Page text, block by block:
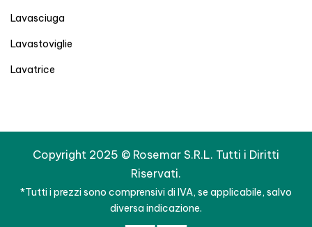
Lavasciuga
Lavastoviglie
Lavatrice
Copyright 2025 © Rosemar S.R.L. Tutti i Diritti
Riservati.
*Tutti i prezzi sono comprensivi di IVA, se applicabile, salvo
diversa indicazione.